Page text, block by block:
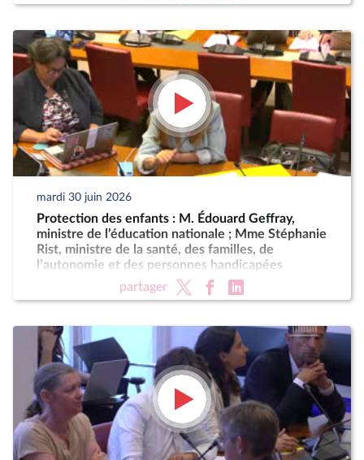
mardi 30 juin 2026
Protection des enfants : M. Édouard Geffray,
ministre de l’éducation nationale ; Mme Stéphanie
Rist, ministre de la santé, des familles, de
l’autonomie et des personnes handicapées
partager